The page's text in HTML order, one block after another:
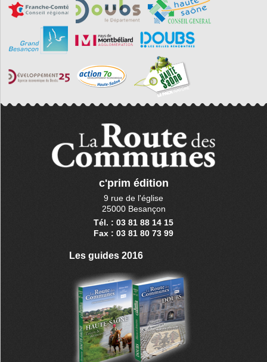
c'prim édition
9 rue de l'église
25000 Besançon
Tél. : 03 81 88 14 15
Fax : 03 81 80 73 99
Les guides 2016